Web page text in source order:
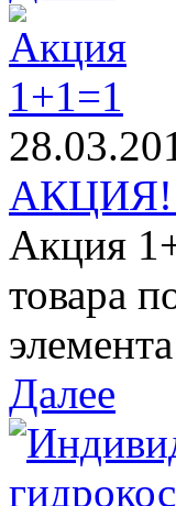
Акция
товара
Далее